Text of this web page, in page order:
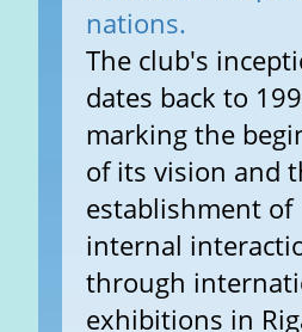
nations.
The club's
dates back to
marking the
of its vision and
establishment of
internal
through
exhibitions in